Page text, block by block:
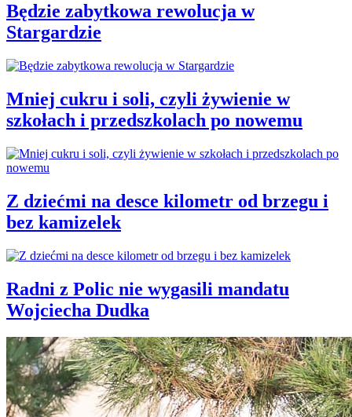
Będzie zabytkowa rewolucja w
Stargardzie
Mniej cukru i soli, czyli żywienie w
szkołach i przedszkolach po nowemu
Z dziećmi na desce kilometr od brzegu i
bez kamizelek
Radni z Polic nie wygasili mandatu
Wojciecha Dudka